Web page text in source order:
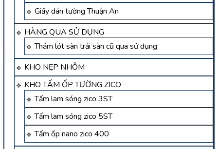
Giấy dán tường Thuận An
HÀNG QUA SỬ DỤNG
Thảm lót sàn trải sàn cũ qua sử dụng
KHO NẸP NHÔM
KHO TẤM ỐP TƯỜNG ZICO
Tấm lam sóng zico 3ST
Tấm lam sóng zico 5ST
Tấm ốp nano zico 400